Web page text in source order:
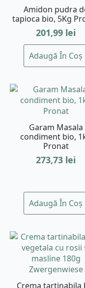
Amidon pudra
tapioca bio, 5Kg
201,99 lei
Adaugă În Coș
Garam Masala
condiment bio,
Pronat
273,73 lei
Adaugă În Coș
Crema tartinabila